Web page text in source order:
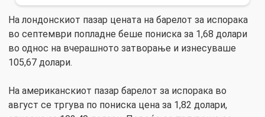
На лондонскиот пазар цената на барелот за испорака
во септември попладне беше пониска за 1,68 долари
во однос на вчерашното затворање и изнесуваше
105,67 долари.
На американскиот пазар барелот за испорака во
август се тргува по пониска цена за 1,82 долари,